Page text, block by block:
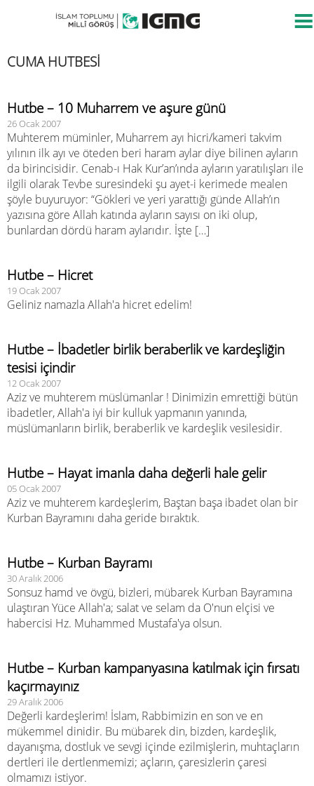
CUMA HUTBESİ
Hutbe – 10 Muharrem ve aşure günü
26 Ocak 2007
Muhterem müminler, Muharrem ayı hicri/kameri takvim
yılının ilk ayı ve öteden beri haram aylar diye bilinen ayların
da birincisidir. Cenab-ı Hak Kur’an’ında ayların yaratılışları ile
ilgili olarak Tevbe suresindeki şu ayet-i kerimede mealen
şöyle buyuruyor: “Gökleri ve yeri yarattığı günde Allah’ın
yazısına göre Allah katında ayların sayısı on iki olup,
bunlardan dördü haram aylarıdır. İşte […]
Hutbe – Hicret
19 Ocak 2007
Geliniz namazla Allah'a hicret edelim!
Hutbe – İbadetler birlik beraberlik ve kardeşliğin
tesisi içindir
12 Ocak 2007
Aziz ve muhterem müslümanlar ! Dinimizin emrettiği bütün
ibadetler, Allah'a iyi bir kulluk yapmanın yanında,
müslümanların birlik, beraberlik ve kardeşlik vesilesidir.
Hutbe – Hayat imanla daha değerli hale gelir
05 Ocak 2007
Aziz ve muhterem kardeşlerim, Baştan başa ibadet olan bir
Kurban Bayramını daha geride bıraktık.
Hutbe – Kurban Bayramı
30 Aralık 2006
Sonsuz hamd ve övgü, bizleri, mübarek Kurban Bayramına
ulaştıran Yüce Allah'a; salat ve selam da O'nun elçisi ve
habercisi Hz. Muhammed Mustafa'ya olsun.
Hutbe – Kurban kampanyasına katılmak için fırsatı
kaçırmayınız
29 Aralık 2006
Değerli kardeşlerim! İslam, Rabbimizin en son ve en
mükemmel dinidir. Bu mübarek din, bizden, kardeşlik,
dayanışma, dostluk ve sevgi içinde ezilmişlerin, muhtaçların
dertleri ile dertlenmemizi; açların, çaresizlerin çaresi
olmamızı istiyor.